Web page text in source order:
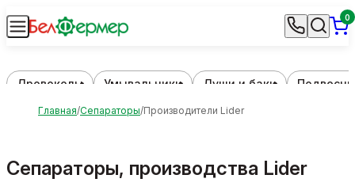
0
Дровоколы Умывальники Души и баки
Главная Сепараторы Производители Lider
Сепараторы, производства Lider